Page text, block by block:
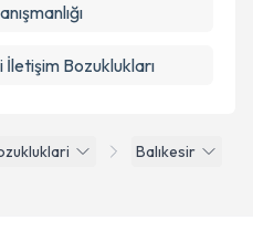
Balıkesir
İletişim Bozuklukları